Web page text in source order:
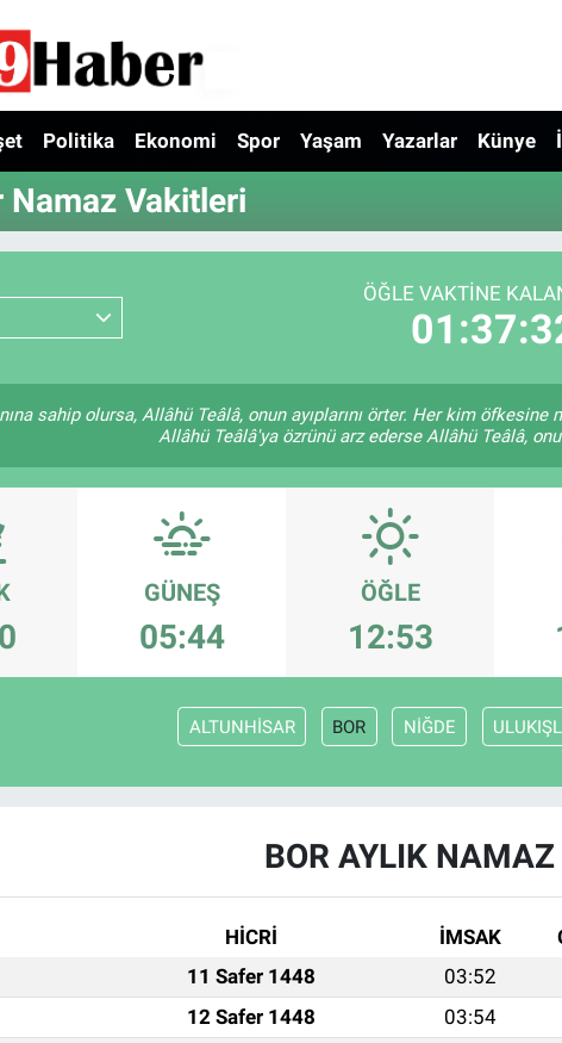
Politika Ekonomi Spor Yaşam Yazarlar Künye
Namaz Vakitleri
ÖĞLE VAKTINE
sahip olursa, Allâhü Teâlâ, onun ayıplarını örter. Her kim
Allâhü Teâlâ'ya özrünü arz ederse Allâhü Teâlâ,
GÜNEŞ
05:44
ÖĞLE
12:53
ALTUNHİSAR BOR NİĞDE
BOR AYLIK
HİCRİ İMSAK
11 Safer 1448 03:52
12 Safer 1448 03:54